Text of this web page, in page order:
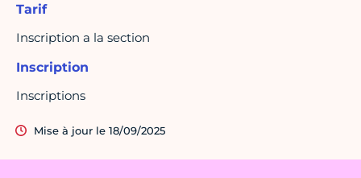
Tarif
Inscription a la section
Inscription
Inscriptions
Mise à jour le 18/09/2025